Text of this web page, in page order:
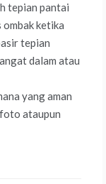
tepian pantai
ketika
tepian
dalam atau
yang aman
ataupun